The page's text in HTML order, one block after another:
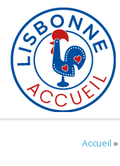
Skip to content
Accueil »